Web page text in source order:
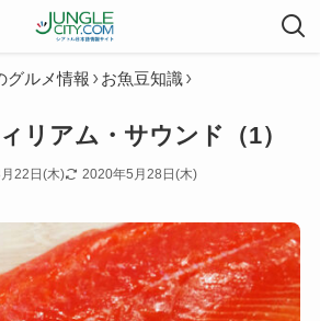
グルメ情報 お魚豆知識
リアム・サウンド（1）
22日(木) 2020年5月28日(木)